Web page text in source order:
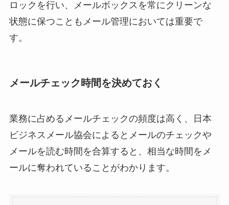
ロックを行い、メールボックスを常にクリーンな
状態に保つこともメール管理においては重要で
す。
メールチェック時間を決めておく
業務に占めるメールチェックの頻度は高く、日本
ビジネスメール協会によるとメールのチェックや
メールを読む時間を合算すると、相当な時間をメ
ールに奪われていることがわかります。